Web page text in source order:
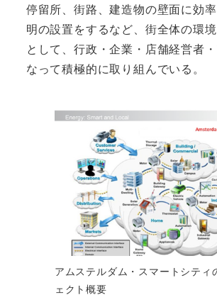
停留所、街路、建造物の壁面に効
明の設置をするなど、街全体の環
として、行政・企業・店舗経営者
なって積極的に取り組んでいる。
アムステルダム・スマートシティ
ェクト概要